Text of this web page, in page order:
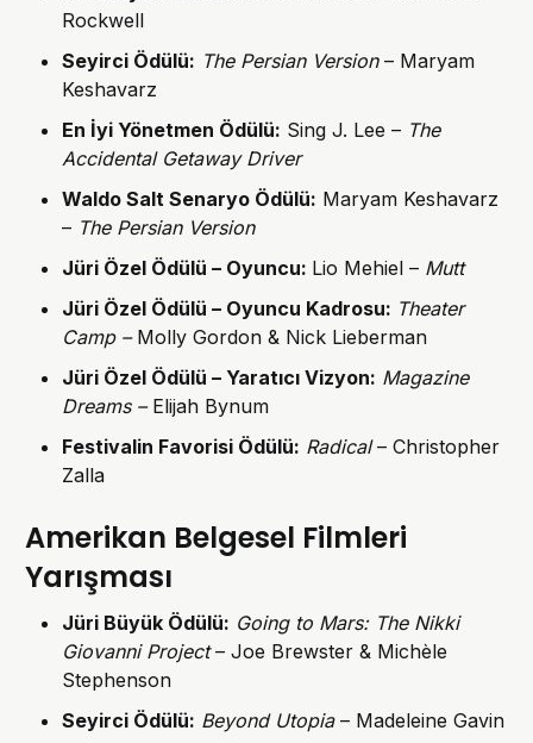
Rockwell
Seyirci Ödülü: The Persian Version– Maryam
Keshavarz
En İyi Yönetmen Ödülü: Sing J. Lee – The
Accidental Getaway Driver
Waldo SaltSenaryo Ödülü: Maryam Keshavarz
– The Persian Version
Jüri Özel Ödülü – Oyuncu: Lio Mehiel – Mutt
Jüri Özel Ödülü – Oyuncu Kadrosu: Theater
Camp – Molly Gordon & Nick Lieberman
Jüri Özel Ödülü – Yaratıcı Vizyon: Magazine
Dreams – Elijah Bynum
Festivalin Favorisi Ödülü: Radical– Christopher
Zalla
Amerikan Belgesel Filmleri
Yarışması
Jüri Büyük Ödülü: Going to Mars: The Nikki
Giovanni Project– Joe Brewster & Michèle
Stephenson
Seyirci Ödülü: Beyond Utopia– Madeleine Gavin